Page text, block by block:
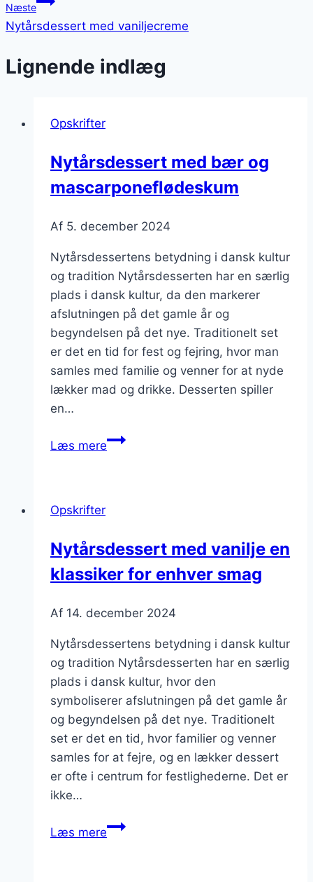
Næste
Nytårsdessert med vaniljecreme
Lignende indlæg
Opskrifter
Nytårsdessert med bær og
mascarponeflødeskum
Af 5. december 2024
Nytårsdessertens betydning i dansk kultur
og tradition Nytårsdesserten har en særlig
plads i dansk kultur, da den markerer
afslutningen på det gamle år og
begyndelsen på det nye. Traditionelt set
er det en tid for fest og fejring, hvor man
samles med familie og venner for at nyde
lækker mad og drikke. Desserten spiller
en…
Læs mereNytårsdessert
Opskrifter
Nytårsdessert med vanilje en
klassiker for enhver smag
Af 14. december 2024
Nytårsdessertens betydning i dansk kultur
og tradition Nytårsdesserten har en særlig
plads i dansk kultur, hvor den
symboliserer afslutningen på det gamle år
og begyndelsen på det nye. Traditionelt
set er det en tid, hvor familier og venner
samles for at fejre, og en lækker dessert
er ofte i centrum for festlighederne. Det er
ikke…
Læs mereNytårsdessert